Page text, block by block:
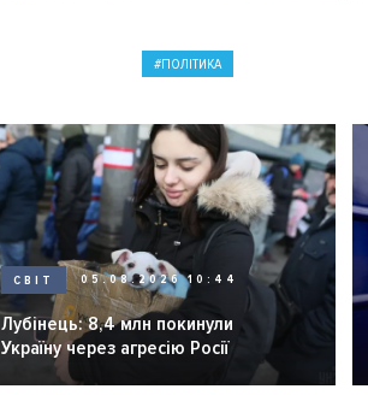
ПОЛІТИКА
СВІТ 05.08.2026 10:44
Лубінець: 8,4 млн покинули
Україну через агресію Росії